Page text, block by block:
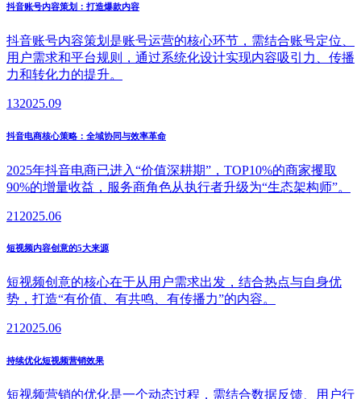
抖音账号内容策划：打造爆款内容
抖音账号内容策划是账号运营的核心环节，需结合账号定位、
用户需求和平台规则，通过系统化设计实现内容吸引力、传播
力和转化力的提升。
132025.09
抖音电商核心策略：全域协同与效率革命
2025年抖音电商已进入“价值深耕期”，TOP10%的商家攫取
90%的增量收益，服务商角色从执行者升级为“生态架构师”。
21 2025.06
短视频内容创意的5大来源
短视频创意的核心在于从用户需求出发，结合热点与自身优
势，打造“有价值、有共鸣、有传播力”的内容。
212025.06
持续优化短视频营销效果
短视频营销的优化是一个动态过程，需结合数据反馈、用户行